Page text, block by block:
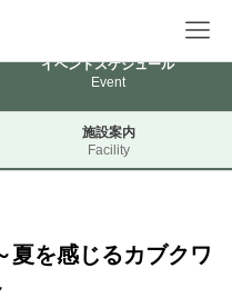
イベントスケジュール
Event
施設案内
Facility
夏を感じるカブクワ